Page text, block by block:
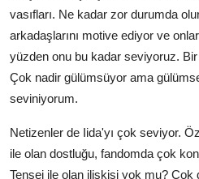
vasıfları. Ne kadar zor durumda
arkadaşlarını motive ediyor ve
yüzden onu bu kadar seviyoruz.
Çok nadir gülümsüyor ama
seviniyorum.
Netizenler de Iida'yı çok seviyor.
ile olan dostluğu, fandomda çok
Tensei ile olan ilişkisi yok mu? Çok